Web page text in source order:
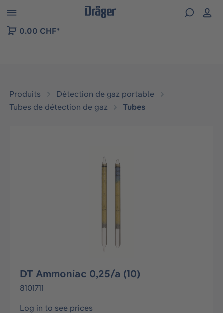
to B2B platform navigation
0.00 CHF*
Produits
Détection de gaz portable
Tubes de détection de gaz
Tubes
DT Ammoniac 0,25/a (10)
8101711
Log in to see prices